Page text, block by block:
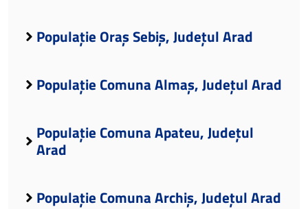
Populație Oraș Sebiș, Județul Arad
Populație Comuna Almaș, Județul Arad
Populație Comuna Apateu, Județul
Arad
Populație Comuna Archiș, Județul Arad